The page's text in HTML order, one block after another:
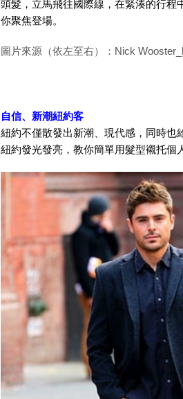
頭髮，立馬飛往國際線，在緊湊的行程
你聚焦登場。
圖片來源（依左至右）：Nick
自信、新潮紐約客
紐約不僅散發出新潮、現代感，同時也
紐約發光發亮，教你簡單用髮型襯托個